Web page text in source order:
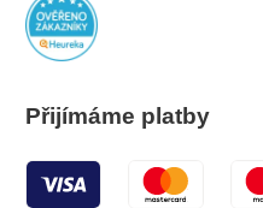
Přijímáme platby